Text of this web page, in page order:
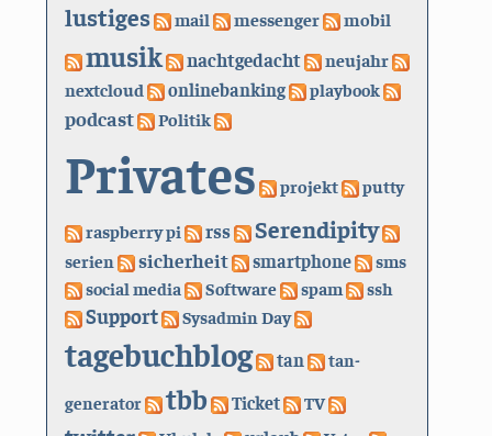
lustiges mail messenger mobil
musik nachtgedacht neujahr
nextcloud onlinebanking playbook
podcast Politik
Privates projekt putty
raspberry pi rss Serendipity
serien sicherheit smartphone
sms
social media
Software spam ssh
Support Sysadmin Day
tagebuchblog tan
tan-
generator
tbb Ticket TV